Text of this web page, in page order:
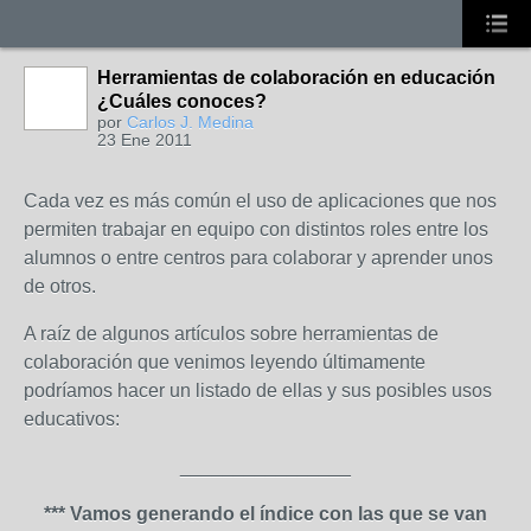
Herramientas de colaboración en educación
¿Cuáles conoces?
por Carlos J. Medina
23 Ene 2011
Cada vez es más común el uso de aplicaciones que nos
permiten trabajar en equipo con distintos roles entre los
alumnos o entre centros para colaborar y aprender unos
de otros.
A raíz de algunos artículos sobre herramientas de
colaboración que venimos leyendo últimamente
podríamos hacer un listado de ellas y sus posibles usos
educativos:
*** Vamos generando el índice con las que se van